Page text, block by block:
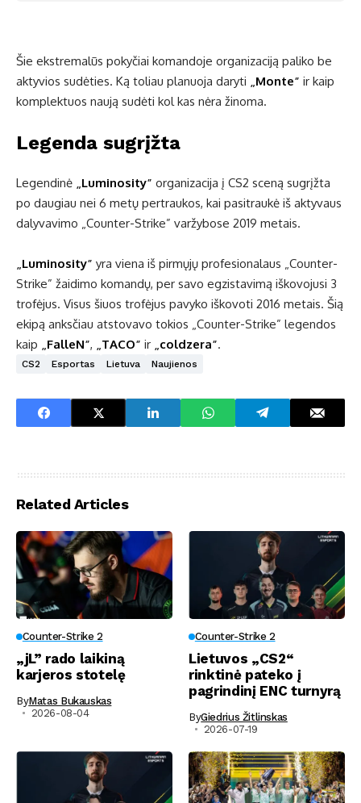
Šie ekstremalūs pokyčiai komandoje organizaciją paliko be
aktyvios sudėties. Ką toliau planuoja daryti „Monte” ir kaip
komplektuos naują sudėti kol kas nėra žinoma.
Legenda sugrįžta
Legendinė „Luminosity” organizacija į CS2 sceną sugrįžta
po daugiau nei 6 metų pertraukos, kai pasitraukė iš aktyvaus
dalyvavimo „Counter-Strike” varžybose 2019 metais.
„Luminosity” yra viena iš pirmųjų profesionalaus „Counter-
Strike” žaidimo komandų, per savo egzistavimą iškovojusi 3
trofėjus. Visus šiuos trofėjus pavyko iškovoti 2016 metais. Šią
ekipą anksčiau atstovavo tokios „Counter-Strike” legendos
kaip „FalleN”, „TACO” ir „coldzera”.
CS2 Esportas Lietuva Naujienos
Related Articles
Counter-Strike 2
„jL” rado laikiną
karjeros stotelę
ByMatas Bukauskas
2026-08-04
Counter-Strike 2
Lietuvos „CS2“
rinktinė pateko į
pagrindinį ENC turnyrą
ByGiedrius Žitlinskas
2026-07-19